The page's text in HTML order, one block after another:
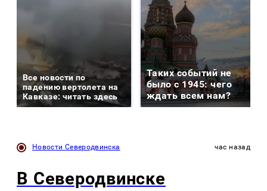
Все новости по
падению вертолета на
Кавказе: читать здесь
Таких событий не
было с 1945: чего
ждать всем нам?
Новости Северодвинска час назад
В Северодвинске